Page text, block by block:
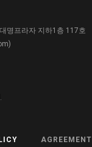
명프라자 지하1층 117호
)
AGREEMENT